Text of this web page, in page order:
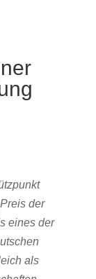
der
eines der
als